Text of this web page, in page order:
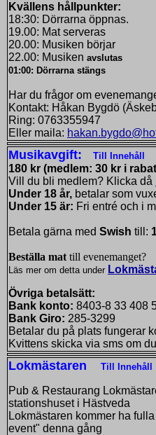
Kvällens hållpunkter:
18:30: Dörrarna öppnas.
19.00: Mat serveras
20.00: Musiken börjar
22.00: Musiken avslutas
01:00: Dörrarna stängs
Har du frågor om
Kontakt: Håkan Bygdö
Ring: 0763355947
Eller maila:
Musikavgift: Till Innehåll
180 kr (medlem: 30 kr i
Vill du bli medlem? Klicka då
Under 18 år, betalar som
Under 15 är: Fri entré och i
Betala gärna med Swish till:
Beställa mat till evenemanget?
Läs mer om detta under
Övriga betalsätt:
Bank konto: 8403-8 33 408
Bank Giro: 285-3299
Betalar du på plats fungerar
Kvittens skicka via sms om
Lokmästaren Till Innehåll
Pub & Restaurang
stationshuset i Hästveda
Lokmästaren kommer ha
event" denna gång